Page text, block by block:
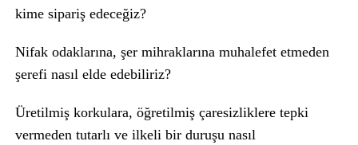
kime sipariş edeceğiz?
Nifak odaklarına, şer mihraklarına muhalefet etmeden
şerefi nasıl elde edebiliriz?
Üretilmiş korkulara, öğretilmiş çaresizliklere tepki
vermeden tutarlı ve ilkeli bir duruşu nasıl